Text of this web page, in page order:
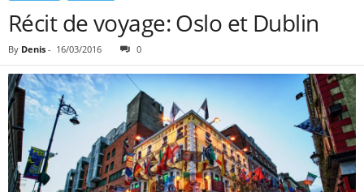
Récit de voyage: Oslo et Dublin
By Denis - 16/03/2016 0